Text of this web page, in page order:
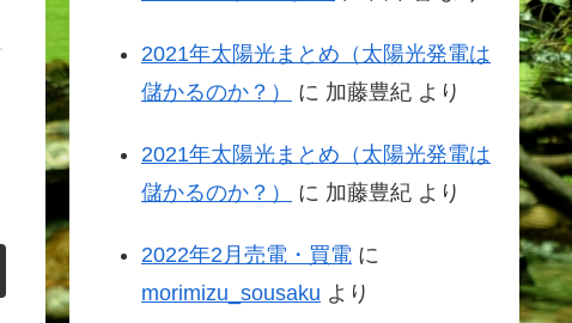
2021年太陽光まとめ（太陽光発電は
儲かるのか？）
に 加藤豊紀 より
2021年太陽光まとめ（太陽光発電は
儲かるのか？）
に 加藤豊紀 より
2022年2月売電・買電 に
morimizu_sousaku より